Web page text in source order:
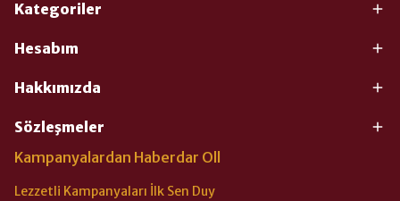
Kategoriler
Hesabım
Hakkımızda
Sözleşmeler
Kampanyalardan Haberdar Oll
Lezzetli Kampanyaları İlk Sen Duy